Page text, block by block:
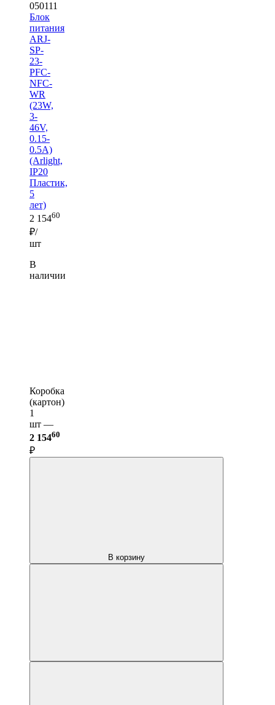
050111
Блок
питания
ARJ-
SP-
23-
PFC-
NFC-
WR
(23W,
3-
46V,
0.15-
0.5A)
(Arlight,
IP20
Пластик,
5
лет)
2 15460
₽/
шт
В
наличии
Коробка
(картон)
1
шт —
2 15460
₽
В корзину